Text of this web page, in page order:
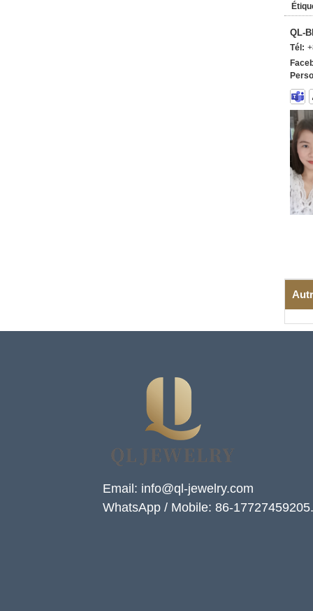
QL-
Tél:
Email: info@ql-jewelry.com
WhatsApp / Mobile: 86-17727459205.